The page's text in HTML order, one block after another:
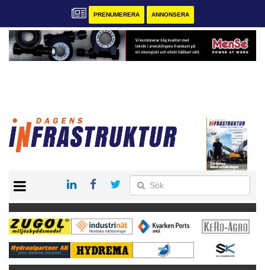
PRENUMERERA ANNONSERA
KONTAKT
VÅRA ANDRA MAGASIN
PRENUMERERA
ANNONSERA